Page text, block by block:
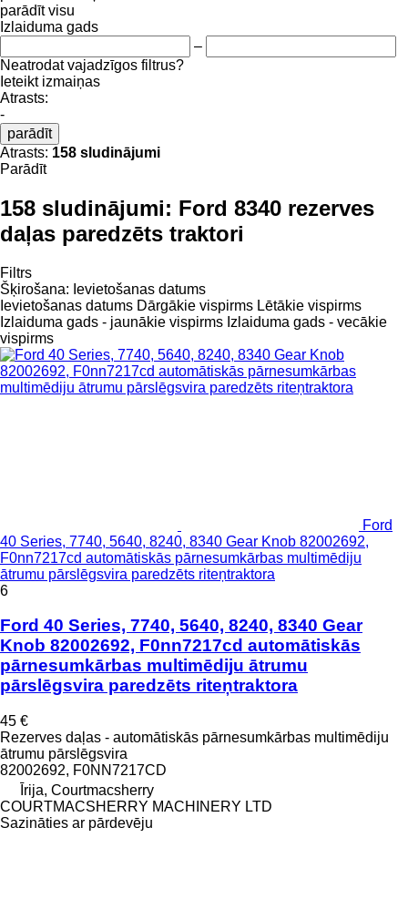
parādīt visu
Izlaiduma gads
–
Neatrodat vajadzīgos filtrus?
Ieteikt izmaiņas
Atrasts:
-
parādīt
Atrasts: 158 sludinājumi
Parādīt
158 sludinājumi: Ford 8340 rezerves
daļas paredzēts traktori
Filtrs
Šķirošana: Ievietošanas datums
Ievietošanas datums Dārgākie vispirms Lētākie vispirms
Izlaiduma gads - jaunākie vispirms Izlaiduma gads - vecākie
vispirms
Ford
40 Series, 7740, 5640, 8240, 8340 Gear Knob 82002692,
F0nn7217cd automātiskās pārnesumkārbas multimēdiju
ātrumu pārslēgsvira paredzēts riteņtraktora
6
Ford 40 Series, 7740, 5640, 8240, 8340 Gear
Knob 82002692, F0nn7217cd automātiskās
pārnesumkārbas multimēdiju ātrumu
pārslēgsvira paredzēts riteņtraktora
45 €
Rezerves daļas - automātiskās pārnesumkārbas multimēdiju
ātrumu pārslēgsvira
82002692, F0NN7217CD
Īrija, Courtmacsherry
COURTMACSHERRY MACHINERY LTD
Sazināties ar pārdevēju